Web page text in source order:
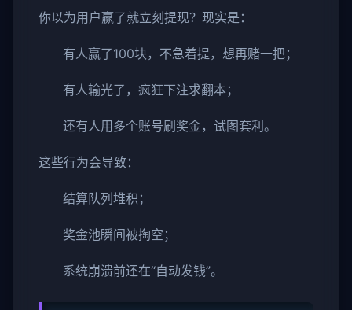
你以为用户赢了就立刻提现？现实是：
有人赢了100块，不急着提，想再赌一把；
有人输光了，疯狂下注求翻本；
还有人用多个账号刷奖金，试图套利。
这些行为会导致：
结算队列堆积；
奖金池瞬间被掏空；
系统崩溃前还在“自动发钱”。